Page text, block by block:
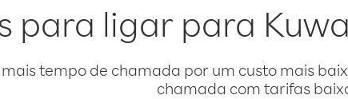
para ligar para
tempo de chamada por um custo mais
chamada com tarifas